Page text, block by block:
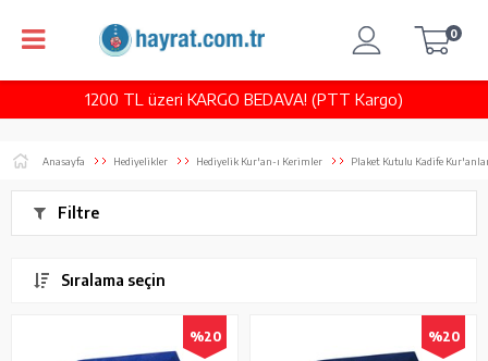
1200 TL üzeri KARGO BEDAVA! (PTT Kargo)
0
Anasayfa Hediyelikler Hediyelik Kur'an-ı Kerimler Plaket Kutulu Kadife
Filtre
Sıralama seçin
%20 %20